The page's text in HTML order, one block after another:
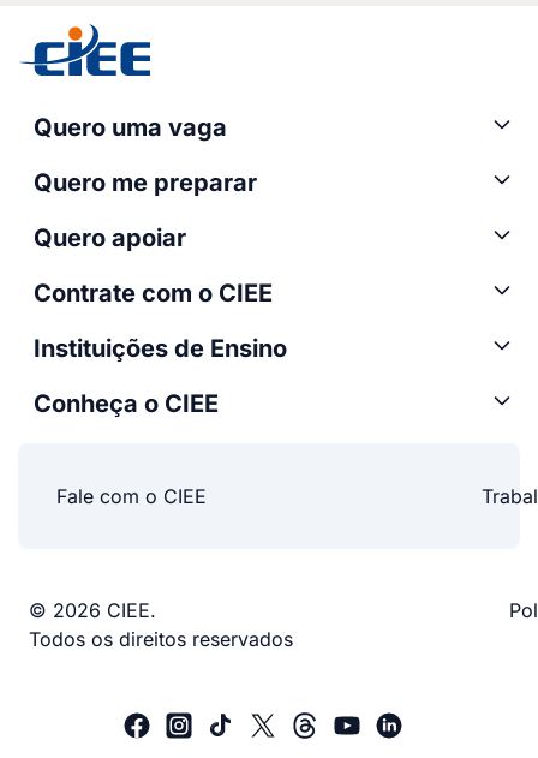
Quero uma vaga
Quero me preparar
Quero apoiar
Contrate com o CIEE
Instituições de Ensino
Conheça o CIEE
Fale com o CIEE
© 2026 CIEE.
Todos os direitos reservados